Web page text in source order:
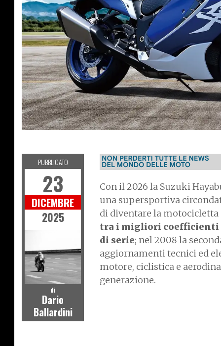
Con il 2026 la Suzuki
una supersportiva
di diventare la
tra i migliori coefficienti
di serie; nel 2008 la
aggiornamenti tecnici ed
motore, ciclistica e
generazione.
PUBBLICATO
23
DICEMBRE
2025
di
Dario
Ballardini